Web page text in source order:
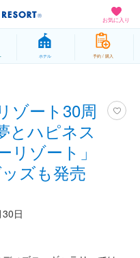
お気に入り
ホテル 予約 / 購入
ゾート30周
とハピネス
リゾート」
ズも発売
日